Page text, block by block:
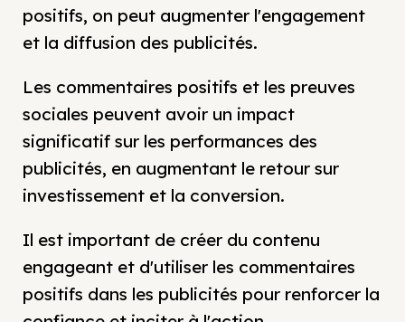
positifs, on peut augmenter l'engagement
et la diffusion des publicités.
Les commentaires positifs et les preuves
sociales peuvent avoir un impact
significatif sur les performances des
publicités, en augmentant le retour sur
investissement et la conversion.
Il est important de créer du contenu
engageant et d'utiliser les commentaires
positifs dans les publicités pour renforcer la